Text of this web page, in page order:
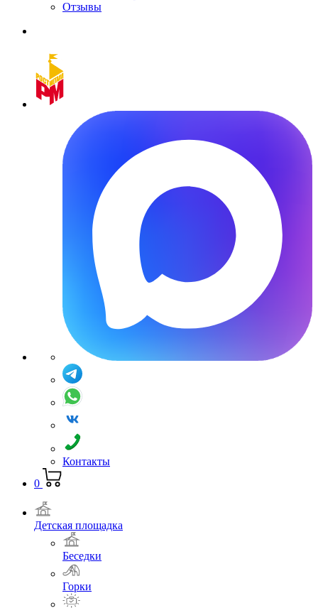
Отзывы
Контакты
0
Детская площадка
Беседки
Горки